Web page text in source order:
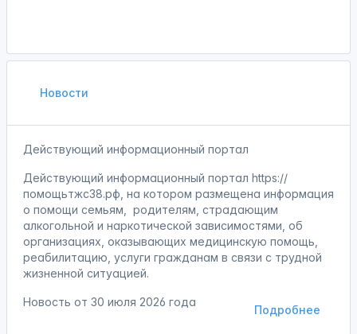
Новости
Действующий информационный портал
Действующий информационный портал https://
помощьтжс38.рф, на котором размещена информация
о помощи семьям, родителям, страдающим
алкогольной и наркотической зависимостями, об
организациях, оказывающих медицинскую помощь,
реабилитацию, услуги гражданам в связи с трудной
жизненной ситуацией.
Подробнее
Новость от 30 июля 2026 года